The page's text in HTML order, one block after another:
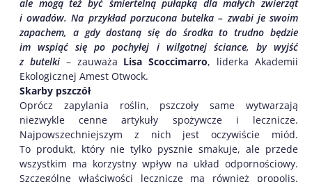
ale mogą też być śmiertelną pułapką dla małych zwierząt
i owadów. Na przykład porzucona butelka – zwabi je swoim
zapachem, a gdy dostaną się do środka to trudno będzie
im wspiąć się po pochyłej i wilgotnej ściance, by wyjść
z butelki – zauważa Lisa Scoccimarro, liderka Akademii
Ekologicznej Amest Otwock.
Skarby pszczół
Oprócz zapylania roślin, pszczoły same wytwarzają
niezwykle cenne artykuły spożywcze i lecznicze.
Najpowszechniejszym z nich jest oczywiście miód.
To produkt, który nie tylko pysznie smakuje, ale przede
wszystkim ma korzystny wpływ na układ odpornościowy.
Szczególne właściwości lecznicze ma również propolis.